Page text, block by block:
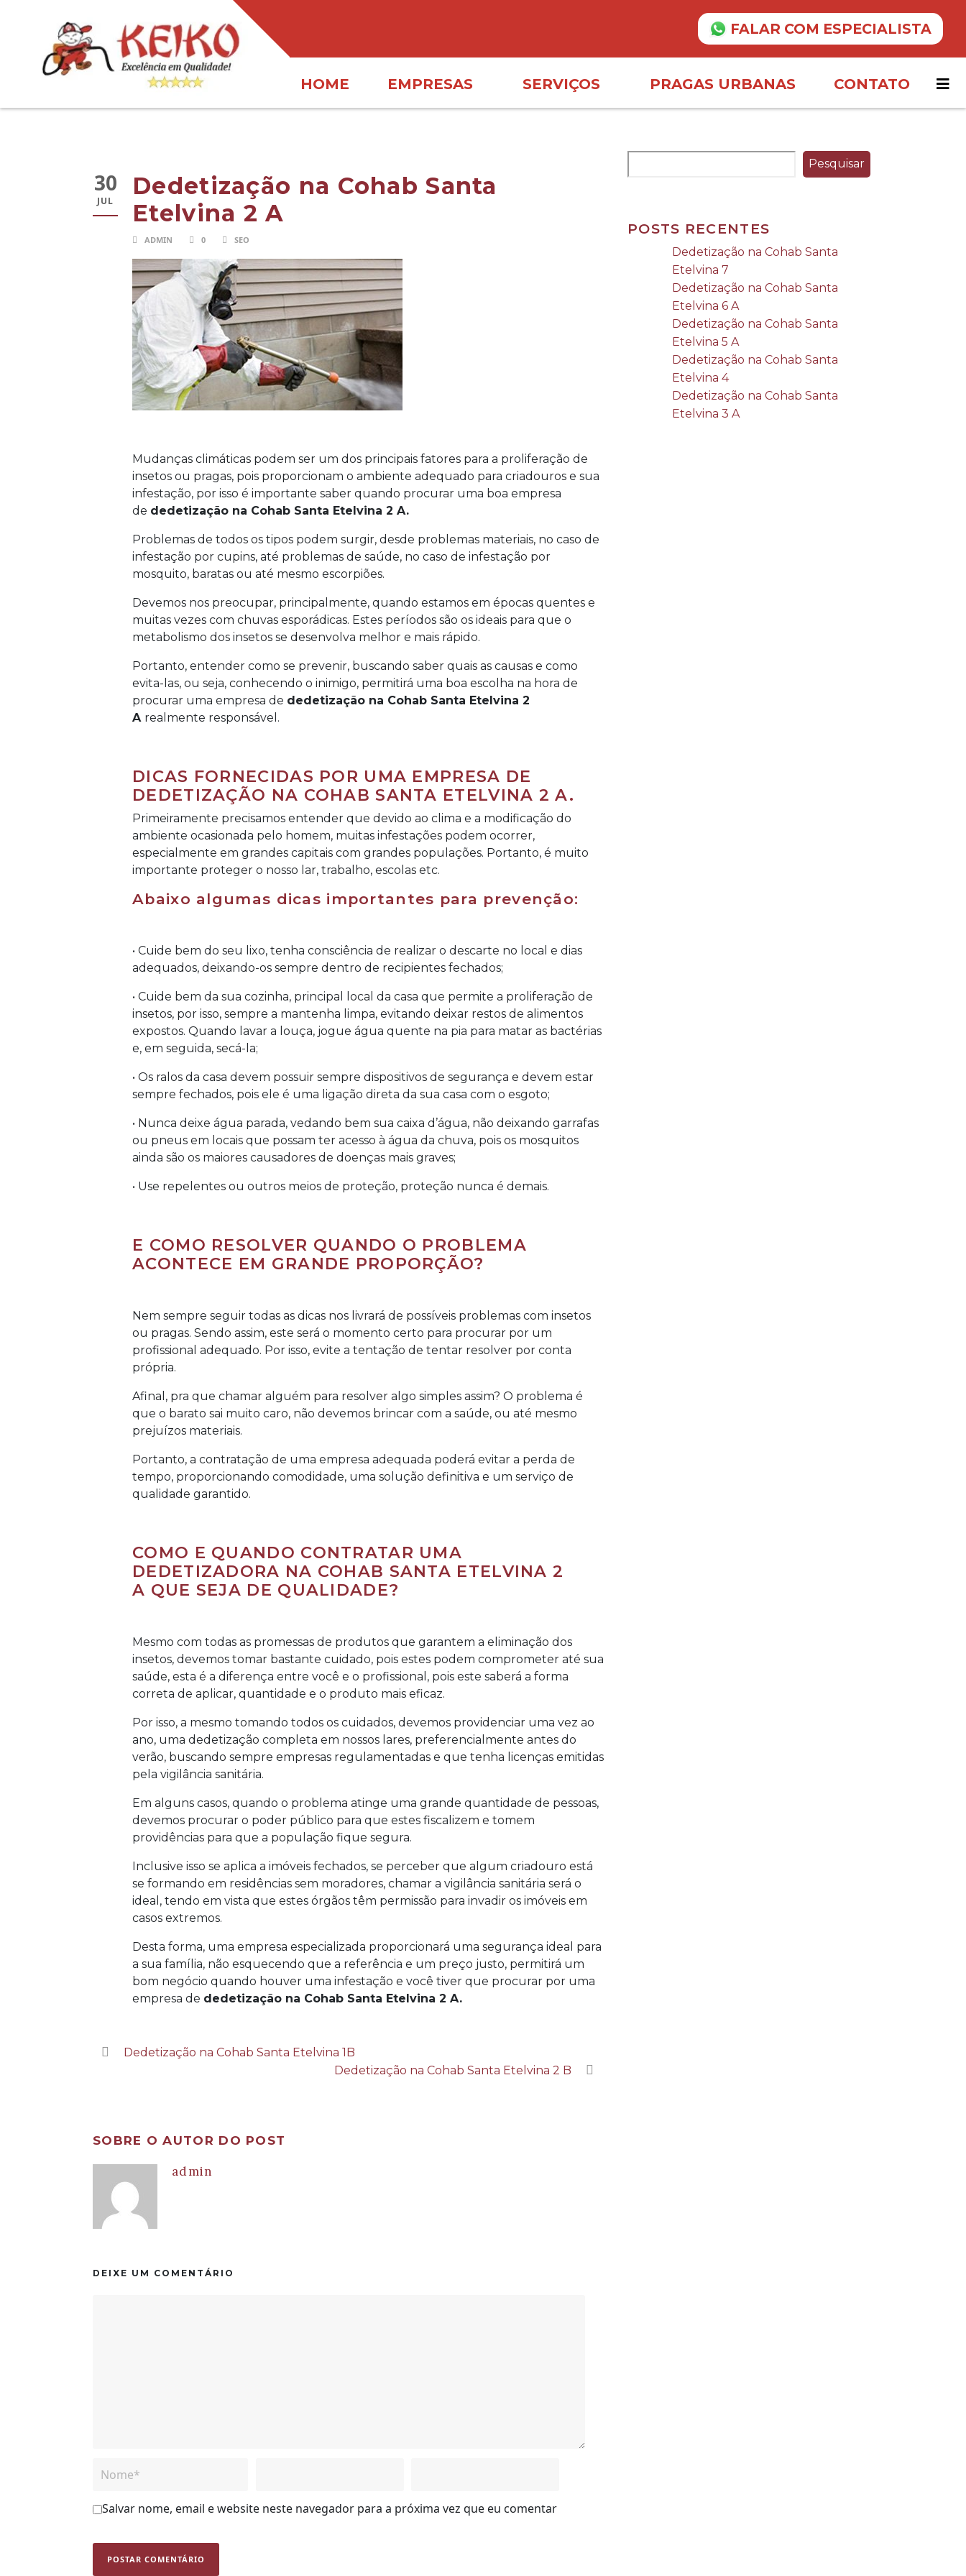
FALAR COM ESPECIALISTA
HOME EMPRESAS SERVIÇOS PRAGAS URBANAS CONTATO
30
JUL
Dedetização na Cohab Santa
Etelvina 2 A
ADMIN 0 SEO
Mudanças climáticas podem ser um dos principais fatores para a proliferação de
insetos ou pragas, pois proporcionam o ambiente adequado para criadouros e sua
infestação, por isso é importante saber quando procurar uma boa empresa
de dedetização na Cohab Santa Etelvina 2 A.
Problemas de todos os tipos podem surgir, desde problemas materiais, no caso de
infestação por cupins, até problemas de saúde, no caso de infestação por
mosquito, baratas ou até mesmo escorpiões.
Devemos nos preocupar, principalmente, quando estamos em épocas quentes e
muitas vezes com chuvas esporádicas. Estes períodos são os ideais para que o
metabolismo dos insetos se desenvolva melhor e mais rápido.
Portanto, entender como se prevenir, buscando saber quais as causas e como
evita-las, ou seja, conhecendo o inimigo, permitirá uma boa escolha na hora de
procurar uma empresa de dedetização na Cohab Santa Etelvina 2
A realmente responsável.
DICAS FORNECIDAS POR UMA EMPRESA DE
DEDETIZAÇÃO NA COHAB SANTA ETELVINA 2 A.
Primeiramente precisamos entender que devido ao clima e a modificação do
ambiente ocasionada pelo homem, muitas infestações podem ocorrer,
especialmente em grandes capitais com grandes populações. Portanto, é muito
importante proteger o nosso lar, trabalho, escolas etc.
Abaixo algumas dicas importantes para prevenção:
• Cuide bem do seu lixo, tenha consciência de realizar o descarte no local e dias
adequados, deixando-os sempre dentro de recipientes fechados;
• Cuide bem da sua cozinha, principal local da casa que permite a proliferação de
insetos, por isso, sempre a mantenha limpa, evitando deixar restos de alimentos
expostos. Quando lavar a louça, jogue água quente na pia para matar as bactérias
e, em seguida, secá-la;
• Os ralos da casa devem possuir sempre dispositivos de segurança e devem estar
sempre fechados, pois ele é uma ligação direta da sua casa com o esgoto;
• Nunca deixe água parada, vedando bem sua caixa d’água, não deixando garrafas
ou pneus em locais que possam ter acesso à água da chuva, pois os mosquitos
ainda são os maiores causadores de doenças mais graves;
• Use repelentes ou outros meios de proteção, proteção nunca é demais.
E COMO RESOLVER QUANDO O PROBLEMA
ACONTECE EM GRANDE PROPORÇÃO?
Nem sempre seguir todas as dicas nos livrará de possíveis problemas com insetos
ou pragas. Sendo assim, este será o momento certo para procurar por um
profissional adequado. Por isso, evite a tentação de tentar resolver por conta
própria.
Afinal, pra que chamar alguém para resolver algo simples assim? O problema é
que o barato sai muito caro, não devemos brincar com a saúde, ou até mesmo
prejuízos materiais.
Portanto, a contratação de uma empresa adequada poderá evitar a perda de
tempo, proporcionando comodidade, uma solução definitiva e um serviço de
qualidade garantido.
COMO E QUANDO CONTRATAR UMA
DEDETIZADORA NA COHAB SANTA ETELVINA 2
A QUE SEJA DE QUALIDADE?
Mesmo com todas as promessas de produtos que garantem a eliminação dos
insetos, devemos tomar bastante cuidado, pois estes podem comprometer até sua
saúde, esta é a diferença entre você e o profissional, pois este saberá a forma
correta de aplicar, quantidade e o produto mais eficaz.
Por isso, a mesmo tomando todos os cuidados, devemos providenciar uma vez ao
ano, uma dedetização completa em nossos lares, preferencialmente antes do
verão, buscando sempre empresas regulamentadas e que tenha licenças emitidas
pela vigilância sanitária.
Em alguns casos, quando o problema atinge uma grande quantidade de pessoas,
devemos procurar o poder público para que estes fiscalizem e tomem
providências para que a população fique segura.
Inclusive isso se aplica a imóveis fechados, se perceber que algum criadouro está
se formando em residências sem moradores, chamar a vigilância sanitária será o
ideal, tendo em vista que estes órgãos têm permissão para invadir os imóveis em
casos extremos.
Desta forma, uma empresa especializada proporcionará uma segurança ideal para
a sua família, não esquecendo que a referência e um preço justo, permitirá um
bom negócio quando houver uma infestação e você tiver que procurar por uma
empresa de dedetização na Cohab Santa Etelvina 2 A.
Dedetização na Cohab Santa Etelvina 1B
Dedetização na Cohab Santa Etelvina 2 B
SOBRE O AUTOR DO POST
admin
DEIXE UM COMENTÁRIO
Salvar nome, email e website neste navegador para a próxima vez que eu comentar
Pesquisar
POSTS RECENTES
Dedetização na Cohab Santa
Etelvina 7
Dedetização na Cohab Santa
Etelvina 6 A
Dedetização na Cohab Santa
Etelvina 5 A
Dedetização na Cohab Santa
Etelvina 4
Dedetização na Cohab Santa
Etelvina 3 A